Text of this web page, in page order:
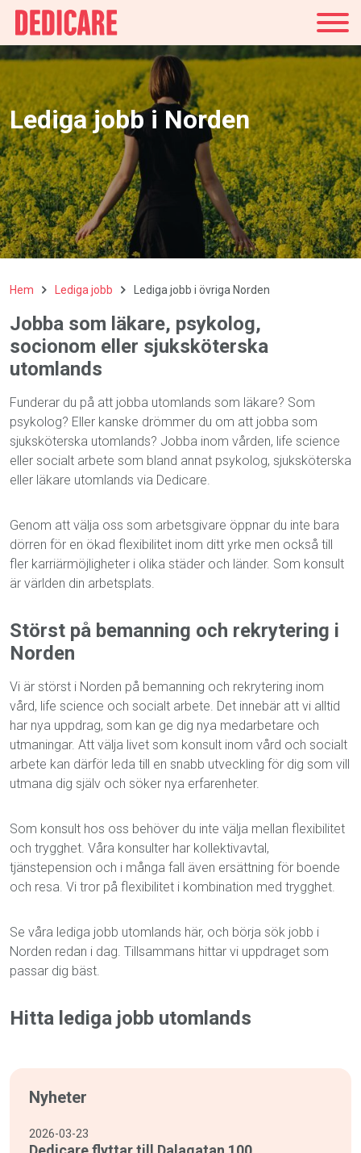
Lediga jobb i Norden
Hem Lediga jobb Lediga jobb i övriga Norden
Jobba som läkare, psykolog,
socionom eller sjuksköterska
utomlands
Funderar du på att jobba utomlands som läkare? Som
psykolog? Eller kanske drömmer du om att jobba som
sjuksköterska utomlands? Jobba inom vården, life science
eller socialt arbete som bland annat psykolog, sjuksköterska
eller läkare utomlands via Dedicare.
Genom att välja oss som arbetsgivare öppnar du inte bara
dörren för en ökad flexibilitet inom ditt yrke men också till
fler karriärmöjligheter i olika städer och länder. Som konsult
är världen din arbetsplats.
Störst på bemanning och rekrytering i
Norden
Vi är störst i Norden på bemanning och rekrytering inom
vård, life science och socialt arbete. Det innebär att vi alltid
har nya uppdrag, som kan ge dig nya medarbetare och
utmaningar. Att välja livet som konsult inom vård och socialt
arbete kan därför leda till en snabb utveckling för dig som vill
utmana dig själv och söker nya erfarenheter.
Som konsult hos oss behöver du inte välja mellan flexibilitet
och trygghet. Våra konsulter har kollektivavtal,
tjänstepension och i många fall även ersättning för boende
och resa. Vi tror på flexibilitet i kombination med trygghet.
Se våra lediga jobb utomlands här, och börja sök jobb i
Norden redan i dag. Tillsammans hittar vi uppdraget som
passar dig bäst.
Hitta lediga jobb utomlands
Nyheter
2026-03-23